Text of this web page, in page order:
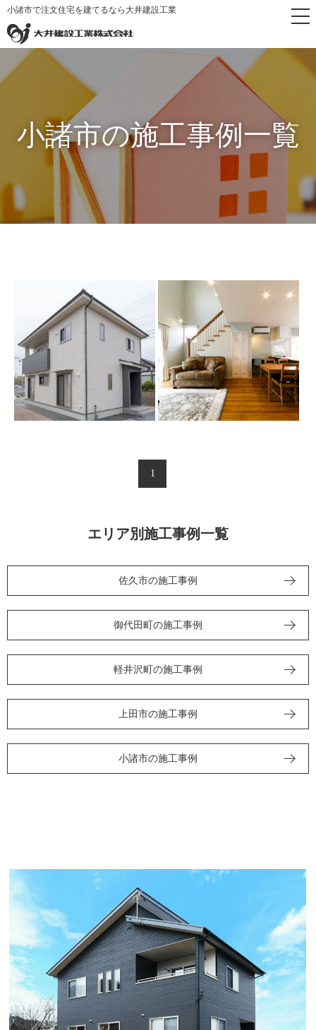
小諸市で注文住宅を建てるなら大井建設工業
小諸市の施工事例一覧
トップページ > 小諸市の施工事例一覧
1
エリア別施工事例一覧
佐久市の施工事例
御代田町の施工事例
軽井沢町の施工事例
上田市の施工事例
小諸市の施工事例